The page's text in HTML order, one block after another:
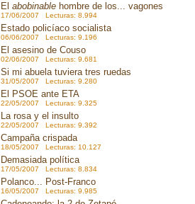
El abobinable hombre de los... vagones
17/06/2007 Lecturas: 8.994
Estado policíaco socialista
06/06/2007 Lecturas: 9.196
El asesino de Couso
02/06/2007 Lecturas: 9.681
Si mi abuela tuviera tres ruedas
31/05/2007 Lecturas: 9.280
El PSOE ante ETA
22/05/2007 Lecturas: 9.325
La rosa y el insulto
22/05/2007 Lecturas: 9.392
Campaña crispada
18/05/2007 Lecturas: 10.127
Demasiada política
17/05/2007 Lecturas: 8.834
Polanco... Post-Franco
16/05/2007 Lecturas: 9.985